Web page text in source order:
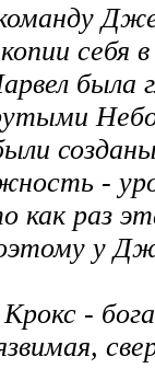
команду
себя
была
-
раз
у
-